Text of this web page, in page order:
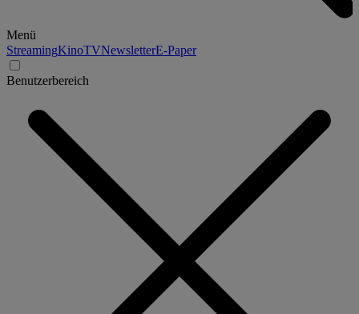
Menü
StreamingKinoTVNewsletterE-Paper
Benutzerbereich